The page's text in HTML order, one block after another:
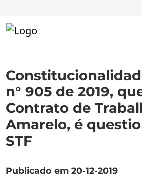
n° 905 de 2019,
Contrato de
Amarelo, é
STF
Publicado em 20-12-2019